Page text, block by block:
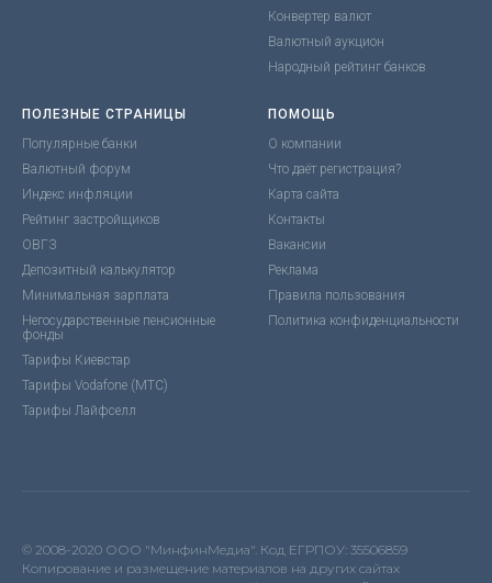
Конвертер валют
Валютный аукцион
Народный рейтинг банков
ПОЛЕЗНЫЕ СТРАНИЦЫ
Популярные банки
Валютный форум
Индекс инфляции
Рейтинг застройщиков
ОВГЗ
Депозитный калькулятор
Минимальная зарплата
Негосударственные пенсионные
фонды
Тарифы Киевстар
Тарифы Vodafone (МТС)
Тарифы Лайфселл
ПОМОЩЬ
О компании
Что даёт регистрация?
Карта сайта
Контакты
Вакансии
Реклама
Правила пользования
Политика конфиденциальности
© 2008-2020 ООО "МинфинМедиа". Код ЕГРПОУ: 35506859
Копирование и размещение материалов на других сайтах